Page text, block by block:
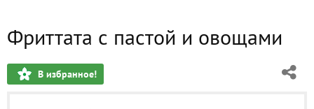
Фриттата с пастой и овощами
В избранное!